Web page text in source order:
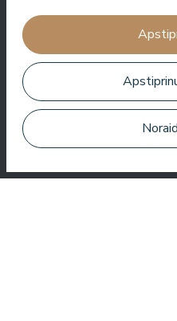
Jauka viesnīca, kur pavadīt
vieta ir tuvu jūrai. Bārmeņi ir
kokteili.